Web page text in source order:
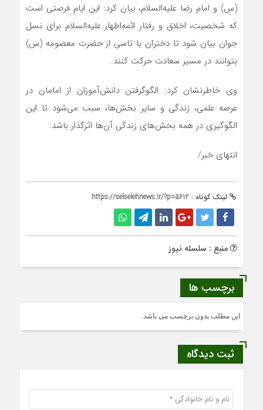
(س) و امام رضا علیه‌السلام، بیان کرد: این ایام فرصتی است
که شخصیت، اخلاق و رفتار ائمه‌اطهار علیه‌السلام برای نسل
جوان بیان شود تا دختران با تاسی از حضرت معصومه (س)
بتوانند در مسیر سعادت حرکت کنند.
وی خاطرنشان کرد: الگوگرفتن دانش‌آموزان از امامان در
عرصه علمی، زندگی و سایر بخش‌ها، سبب می‌شود تا این
الگوگیری در همه بخش‌های زندگی آن‌ها اثرگذار باشد.
انتهای خبر/
لینک کوتاه : https://selselehnews.ir/?p=5612
منبع : سلسله نیوز
برچسب ها
این مطلب بدون برچسب می باشد.
ثبت دیدگاه